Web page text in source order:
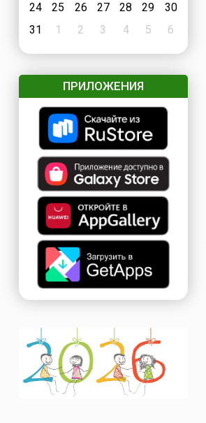
24
25 26 27 28 29
30
31
1 2 3 4 5 6
ПРИЛОЖЕНИЯ